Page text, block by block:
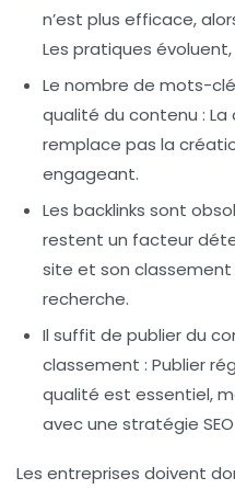
n’est plus efficace,
Les pratiques
Le nombre de mots-
qualité du contenu :
remplace pas la
engageant.
Les backlinks sont
restent un facteur
site et son
recherche.
Il suffit de publier du
classement : Publier
qualité est essentiel,
avec une stratégie
Les entreprises doivent